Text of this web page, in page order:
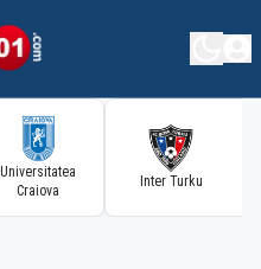
Universitatea
Craiova
Inter Turku